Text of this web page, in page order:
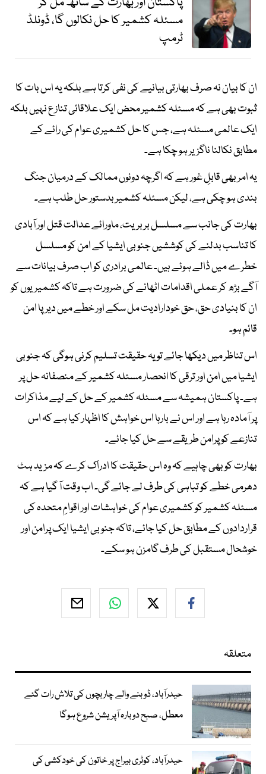
مسئلہ کشمیر کا حل نکالوں گا، ڈونلڈ
ٹرمپ
ان کا بیان نہ صرف بھارتی بیانیے کی نفی کرتا ہے بلکہ یہ اس بات کا
ثبوت بھی ہے کہ مسئلہ کشمیر محض ایک علاقائی تنازع نہیں بلکہ
ایک عالمی مسئلہ ہے، جس کا حل کشمیری عوام کی رائے کے
مطابق نکالنا ناگزیر ہو چکا ہے۔
یہ امر بھی قابلِ غور ہے کہ اگرچہ دونوں ممالک کے درمیان جنگ
بندی ہو چکی ہے، لیکن مسئلہ کشمیر بدستور حل طلب ہے۔
بھارت کی جانب سے مسلسل بربریت، ماورائے عدالت قتل اور آبادی
کا تناسب بدلنے کی کوششیں جنوبی ایشیا کے امن کو مسلسل
خطرے میں ڈالے ہوئے ہیں۔ عالمی برادری کو اب صرف بیانات سے
آگے بڑھ کر عملی اقدامات اٹھانے کی ضرورت ہے تاکہ کشمیریوں کو
ان کا بنیادی حق، حق خودارادیت مل سکے اور خطے میں دیرپا امن
قائم ہو۔
اس تناظر میں دیکھا جائے تو یہ حقیقت تسلیم کرنی ہوگی کہ جنوبی
ایشیا میں امن اور ترقی کا انحصار مسئلہ کشمیر کے منصفانہ حل پر
ہے۔ پاکستان ہمیشہ سے مسئلہ کشمیر کے حل کے لیے مذاکرات
پر آمادہ رہا ہے اور اس نے بارہا اس خواہش کا اظہار کیا ہے کہ اس
تنازعے کو پرامن طریقے سے حل کیا جائے۔
بھارت کو بھی چاہیے کہ وہ اس حقیقت کا ادراک کرے کہ مزید ہٹ
دھرمی خطے کو تباہی کی طرف لے جائے گی۔ اب وقت آ گیا ہے کہ
مسئلہ کشمیر کو کشمیری عوام کی خواہشات اور اقوامِ متحدہ کی
قراردادوں کے مطابق حل کیا جائے، تاکہ جنوبی ایشیا ایک پرامن اور
خوشحال مستقبل کی طرف گامزن ہو سکے۔
متعلقہ
حیدرآباد، ڈوبنے والے چار بچوں کی تلاش رات گئے
معطل، صبح دوبارہ آپریشن شروع ہوگا
حیدرآباد، کوٹری بیراج پر خاتون کی خودکشی کی